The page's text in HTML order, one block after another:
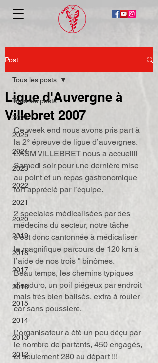
Post
Tous les posts
2026
2025
2024
2023
2022
2021
2020
2019
2018
2017
2016
2015
2014
2013
2012
Tous les posts
Ligue d'Auvergne à
Villebret 2007
Ce week end nous avons pris part à
la 2° épreuve de ligue d’auvergnes.
L’ASM VILLEBRET nous a accueilli
Samedi soir pour une dernière mise
au point et un repas gastronomique
fort apprécié par l’équipe.
2 speciales médicalisées par des
médecins du secteur, notre tâche
s’est donc cantonnée à médicaliser
le magnifique parcours de 120 km à
l’aide de nos trois " binômes.
Beau temps, les chemins typiques
d’enduro, un poil piégeux par endroit
mais trés bien balisés, extra à rouler
car sans poussiere.
L’organisateur a été un peu déçu par
le nombre de partants, 450 engagés,
et seulement 280 au départ !!!